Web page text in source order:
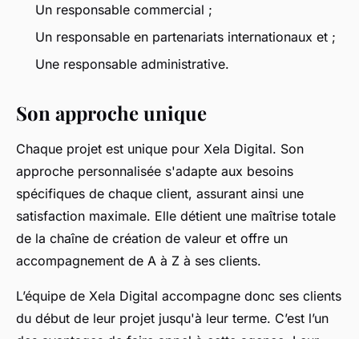
Un responsable commercial ;
Un responsable en partenariats internationaux et ;
Une responsable administrative.
Son approche unique
Chaque projet est unique pour Xela Digital. Son
approche personnalisée s'adapte aux besoins
spécifiques de chaque client, assurant ainsi une
satisfaction maximale. Elle détient une maîtrise totale
de la chaîne de création de valeur et offre un
accompagnement de A à Z à ses clients.
L’équipe de Xela Digital accompagne donc ses clients
du début de leur projet jusqu'à leur terme. C’est l’un